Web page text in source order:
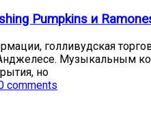
Pumpkins и
голливудская
Музыкальным
но
comments